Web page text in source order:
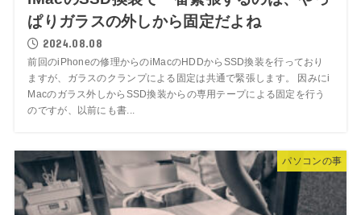
ぱりガラスの外しから固定だよね
2024.08.08
前回のiPhoneの修理からのiMacのHDDからSSD換装を行っており
ますが、ガラスのクランプによる固定は共通で緊張します。 因みにi
Macのガラス外しからSSD換装からの専用テープによる固定を行う
のですが、以前にも書...
パソコンの事